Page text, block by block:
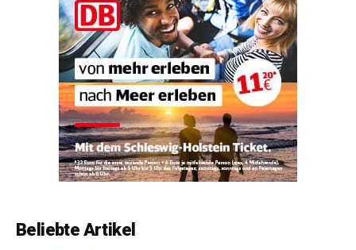
Beliebte Artikel